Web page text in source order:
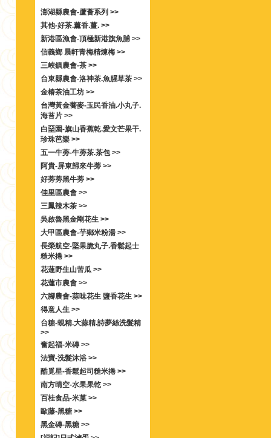
澎湖縣農會-蘆薈系列 >>
其他-好茶.薰香.薑. >>
新港區漁會-頂極新港旗魚脯 >>
信義鄉 晨軒青梅精煉梅 >>
三峽鎮農會-茶 >>
台東縣農會-洛神茶.魚腥草茶 >>
金椿茶油工坊 >>
台灣黃金蕎麥-玉民香油.小丸子.
海苔片 >>
白堊園-旗山香蕉乾.愛文芒果干.
珍珠芭樂 >>
五一牛蒡-牛蒡茶.茶包 >>
阿貴-屏東歸來牛蒡 >>
好蒡蒡黑牛蒡 >>
佳里區農會 >>
三鳳辣木茶 >>
吳啟魯黑金剛花生 >>
大甲區農會-芋鄉米粉湯 >>
長榮航空-堅果脆丸子.香鬆起士
糙米捲 >>
花蓮野生山苦瓜 >>
花蓮市農會 >>
六腳農會-蒜味花生 鹽香花生 >>
得意人生 >>
台糖-蜆精.大蒜精.詩夢絲洗髮精
>>
奮起福-米磚 >>
法寶-洗髮沐浴 >>
酷覓星-香鬆起司糙米捲 >>
南方晴空-水果果乾 >>
百桂食品-米菓 >>
歐藤-黑糖 >>
黑金磚-黑糖 >>